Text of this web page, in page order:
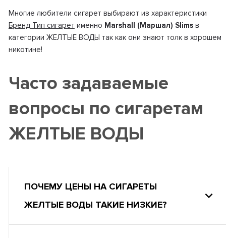
Многие любители сигарет выбирают из характеристики
Бренд Тип сигарет именно Marshall (Маршал) Slimsв
категории ЖЕЛТЫЕ ВОДЫ так как они знают толк в хорошем
никотине!
Часто задаваемые
вопросы по сигаретам
ЖЕЛТЫЕ ВОДЫ
ПОЧЕМУ ЦЕНЫ НА СИГАРЕТЫ
ЖЕЛТЫЕ ВОДЫ ТАКИЕ НИЗКИЕ?